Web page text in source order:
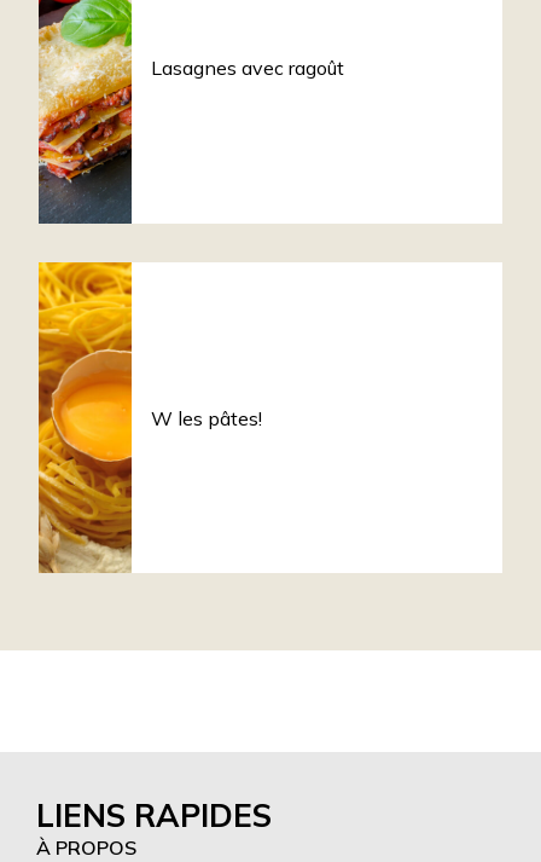
Lasagnes avec ragoût
W les pâtes!
LIENS RAPIDES
À PROPOS